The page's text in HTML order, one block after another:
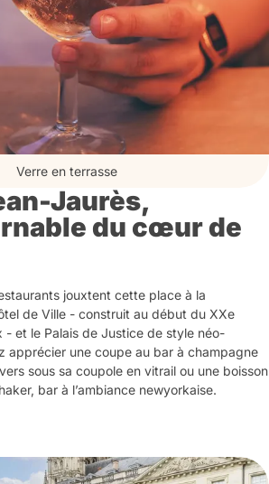
Verre en terrasse
Jaurès,
du cœur de
jouxtent cette place à la
de Ville - construit au début du XXe
- et le Palais de Justice de style néo-
apprécier une coupe au bar à champagne
sous sa coupole en vitrail ou une boisson
bar à l’ambiance newyorkaise.